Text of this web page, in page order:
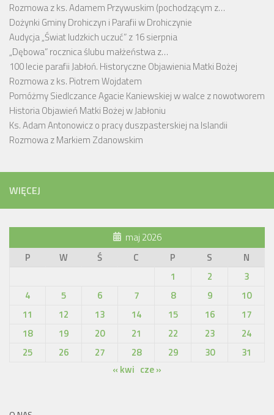
Rozmowa z ks. Adamem Przywuskim (pochodzącym z…
Dożynki Gminy Drohiczyn i Parafii w Drohiczynie
Audycja „Świat ludzkich uczuć” z 16 sierpnia
„Dębowa” rocznica ślubu małżeństwa z…
100 lecie parafii Jabłoń. Historyczne Objawienia Matki Bożej
Rozmowa z ks. Piotrem Wojdatem
Pomóżmy Siedlczance Agacie Kaniewskiej w walce z nowotworem
Historia Objawień Matki Bożej w Jabłoniu
Ks. Adam Antonowicz o pracy duszpasterskiej na Islandii
Rozmowa z Markiem Zdanowskim
WIĘCEJ
maj 2026
P
W Ś C P S
N
1
2
3
4
5 6 7 8 9
10
11
12 13 14 15 16
17
18
19 20 21 22 23
24
25
26 27 28 29 30
31
« kwi cze »